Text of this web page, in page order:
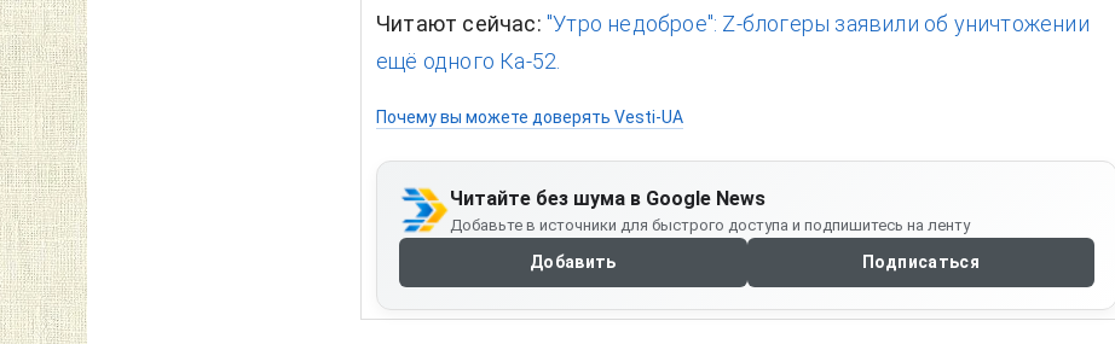
Читают сейчас: "Утро недоброе": Z-блогеры заявили об уничтожении
ещё одного Ка-52.
Почему вы можете доверять Vesti-UA
Читайте без шума в Google News
Добавьте в источники для быстрого доступа и подпишитесь на ленту
Добавить Подписаться